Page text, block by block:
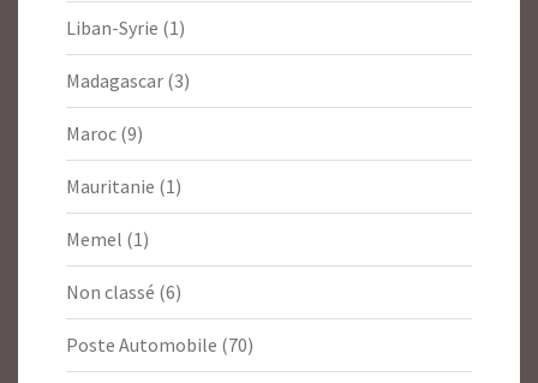
Liban-Syrie (1)
Madagascar (3)
Maroc (9)
Mauritanie (1)
Memel (1)
Non classé (6)
Poste Automobile (70)